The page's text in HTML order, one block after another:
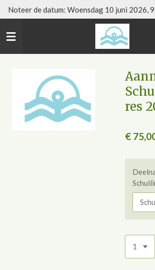
Ga
direct
naar
de
hoofdinhoud
Noteer de datum: Woensdag 10 juni 2026,
res
€